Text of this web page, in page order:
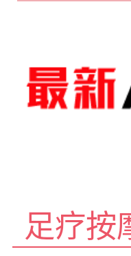
足疗按